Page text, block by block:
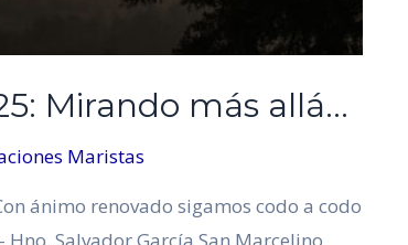
Mirando más allá…
Maristas
ánimo renovado sigamos codo a codo
Salvador García San Marcelino